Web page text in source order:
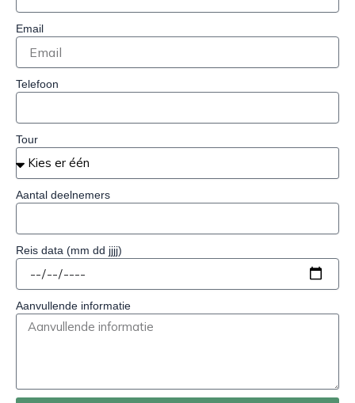
Email
Telefoon
Tour
Aantal deelnemers
Reis data (mm dd jjjj)
Aanvullende informatie